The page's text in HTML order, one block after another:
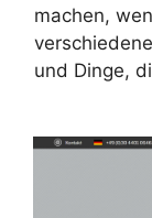
machen,
und Dinge,